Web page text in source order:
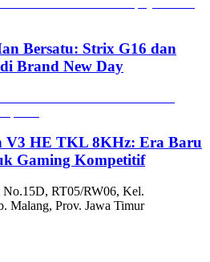
Bersatu: Strix G16 dan
Brand New Day
V3 HE TKL 8KHz: Era Baru
Gaming Kompetitif
RT05/RW06, Kel.
Malang, Prov. Jawa Timur